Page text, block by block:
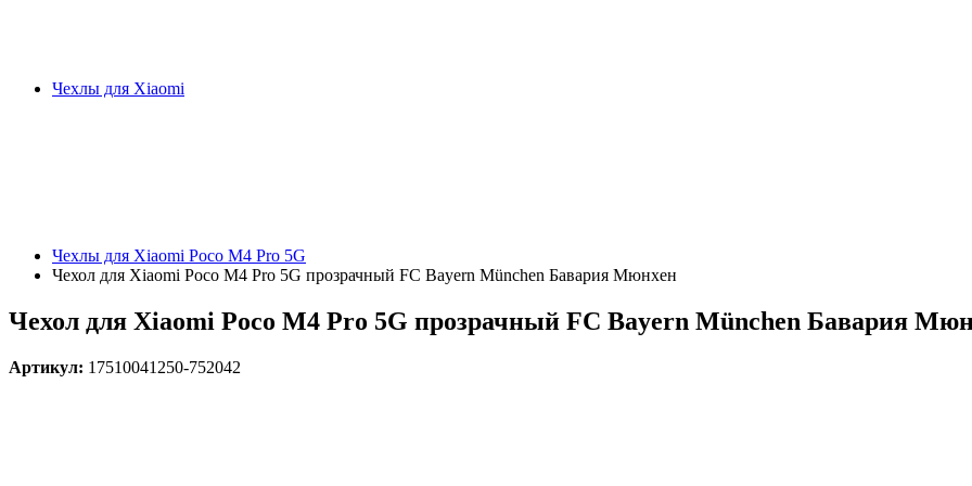
Чехлы для Xiaomi
Чехлы для Xiaomi Poco M4 Pro 5G
Чехол для Xiaomi Poco M4 Pro 5G прозрачный FC Bayern München Бавария Мюнхен
Чехол для Xiaomi Poco M4 Pro 5G прозрачный FC Bayern München Бавария
Артикул: 17510041250-752042